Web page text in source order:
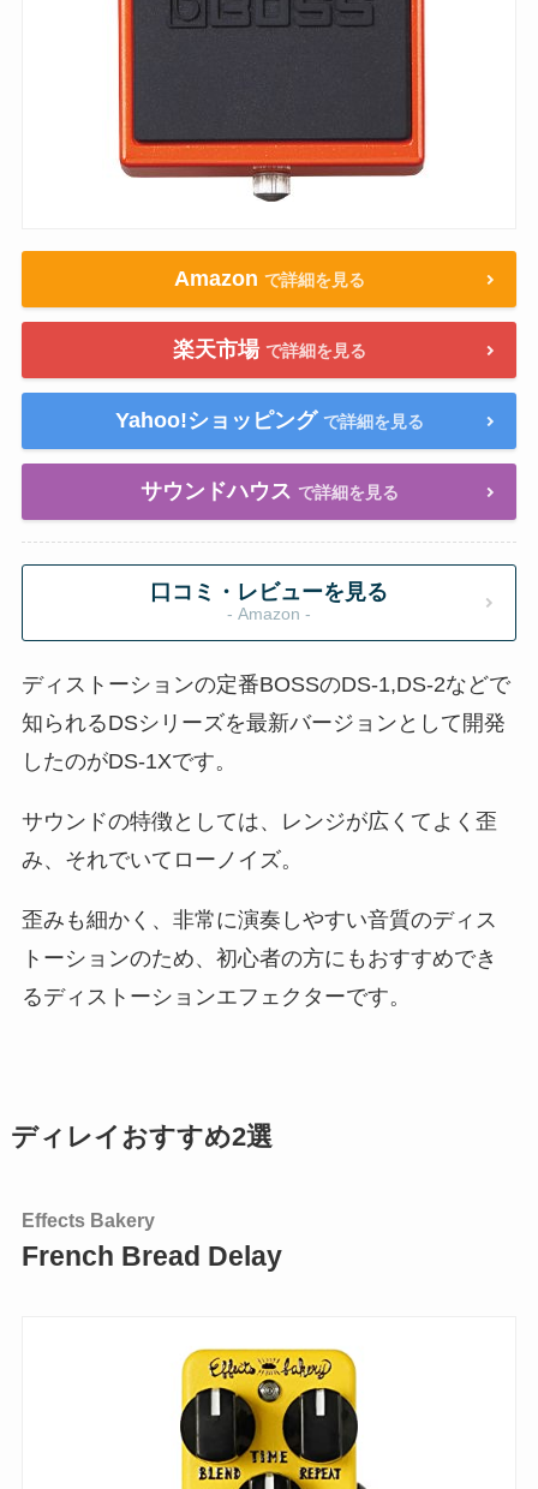
Amazon で詳細を見る
楽天市場 で詳細を見る
Yahoo!ショッピング で詳細を見る
サウンドハウス で詳細を見る
口コミ・レビューを見る
- Amazon -
ディストーションの定番BOSSのDS-1,DS-2などで
知られるDSシリーズを最新バージョンとして開発
したのがDS-1Xです。
サウンドの特徴としては、レンジが広くてよく歪
み、それでいてローノイズ。
歪みも細かく、非常に演奏しやすい音質のディス
トーションのため、初心者の方にもおすすめでき
るディストーションエフェクターです。
ディレイおすすめ2選
Effects Bakery
French Bread Delay